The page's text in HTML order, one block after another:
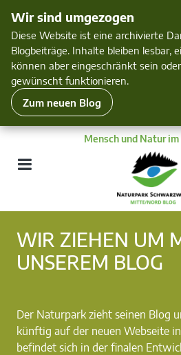
Wir sind umgezogen
Diese Website ist eine archivierte
Blogbeiträge. Inhalte bleiben lesbar,
können aber eingeschränkt sein
gewünscht funktionieren.
Zum neuen Blog
Mensch und Natur
WIR ZIEHEN UM
UNSEREM BLOG
Der Naturpark zieht seinen Blog
künftig auf der neuen Webseite
befindet sich in der finalen